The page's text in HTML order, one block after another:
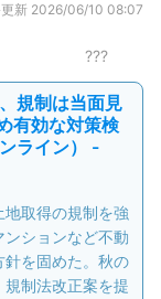
新 2026/06/10 08:07
???
規制は当面見
有効な対策検
ライン） -
取得の規制を強
ションなど不動
針を固めた。秋の
制法改正案を提